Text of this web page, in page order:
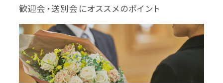
歓迎会・送別会にオススメのポイント